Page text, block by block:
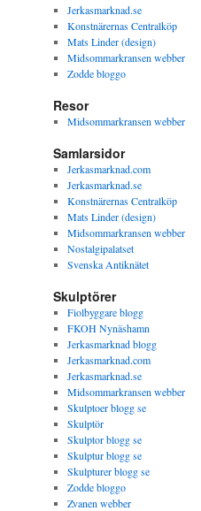
Jerkasmarknad.se
Konstnärernas Centralköp
Mats Linder (design)
Midsommarkransen webber
Zodde bloggo
Resor
Midsommarkransen webber
Samlarsidor
Jerkasmarknad.com
Jerkasmarknad.se
Konstnärernas Centralköp
Mats Linder (design)
Midsommarkransen webber
Nostalgipalatset
Svenska Antiknätet
Skulptörer
Fiolbyggare blogg
FKOH Nynäshamn
Jerkasmarknad blogg
Jerkasmarknad.com
Jerkasmarknad.se
Midsommarkransen webber
Skulptoer blogg se
Skulptör
Skulptor blogg se
Skulptur blogg se
Skulpturer blogg se
Zodde bloggo
Zvanen webber